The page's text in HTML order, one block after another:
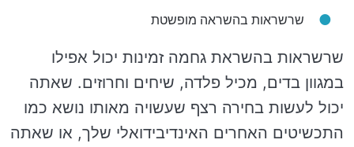
שרשראות בהשראה מופשטת
שרשראות בהשראת גחמה זמינות יכול אפילו
במגוון בדים, מכיל פלדה, שיחים וחרוזים. שאתה
יכול לעשות בחירה רצף שעשויה מאותו נושא כמו
התכשיטים האחרים האינדיבידואלי שלך, או שאתה